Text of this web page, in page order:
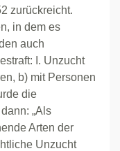
zurückreicht.
in dem es
auch
I. Unzucht
b) mit Personen
die
„Als
Arten der
Unzucht